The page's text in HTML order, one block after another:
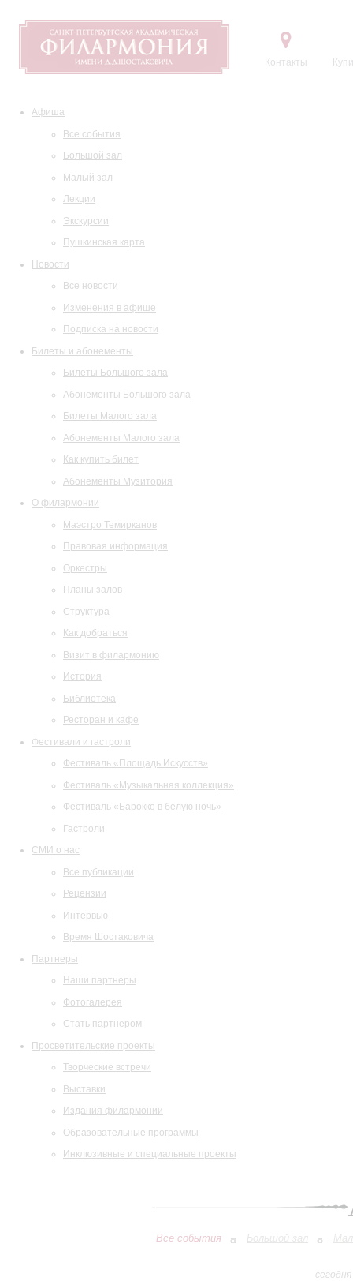
Контакты
Афиша
Все события
Большой зал
Малый зал
Лекции
Экскурсии
Пушкинская карта
Новости
Все новости
Изменения в афише
Подписка на новости
Билеты и абонементы
Билеты Большого зала
Абонементы Большого зала
Билеты Малого зала
Абонементы Малого зала
Как купить билет
Абонементы Музитория
О филармонии
Маэстро Темирканов
Правовая информация
Оркестры
Планы залов
Структура
Как добраться
Визит в филармонию
История
Библиотека
Ресторан и кафе
Фестивали и гастроли
Фестиваль «Площадь Искусств»
Фестиваль «Музыкальная коллекция»
Фестиваль «Барокко в белую ночь»
Гастроли
СМИ о нас
Все публикации
Рецензии
Интервью
Время Шостаковича
Партнеры
Наши партнеры
Фотогалерея
Стать партнером
Просветительские проекты
Творческие встречи
Выставки
Издания филармонии
Образовательные программы
Инклюзивные и специальные проекты
Все события Большой зал